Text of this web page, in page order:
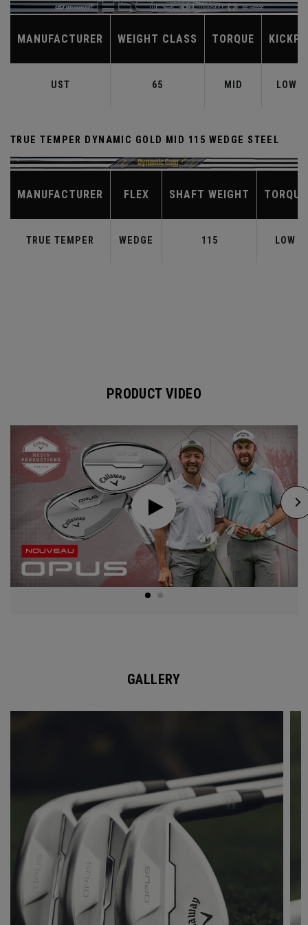
MANUFACTURER WEIGHT CLASS TORQUE
UST 65 MID LOW-
TRUE TEMPER DYNAMIC GOLD MID 115 WEDGE STEEL
MANUFACTURER FLEX SHAFT WEIGHT TORQUE
TRUE TEMPER WEDGE 115 LOW
PRODUCT VIDEO
GALLERY